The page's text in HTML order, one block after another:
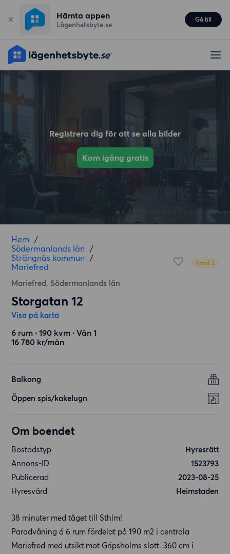
Hämta appen
Lägenhetsbyte.se
Gå till
Registrera dig för att se alla bilder
Kom igång gratis
Hem /
Södermanlands län /
Strängnäs kommun /
Mariefred
Mariefred, Södermanlands län
1 mot 2
Storgatan 12
Visa på karta
6 rum ∙ 190 kvm ∙ Vån 1
16 780 kr/mån
Balkong
Öppen spis/kakelugn
Om boendet
Bostadstyp
Hyresrätt
Annons-ID
1523793
Publicerad
2023-08-25
Hyresvärd
Heimstaden
38 minuter med tåget till Sthlm!
Paradvåning á 6 rum fördelat på 190 m2 i centrala
Mariefred med utsikt mot Gripsholms slott. 360 cm i